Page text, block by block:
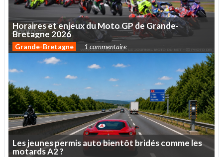
HorairesetenjeuxduMotoGPdeGrande-
Bretagne 2026
Grande-Bretagne 1 commentaire
Lesjeunespermisautobientôt bridéscommeles
motardsA2?